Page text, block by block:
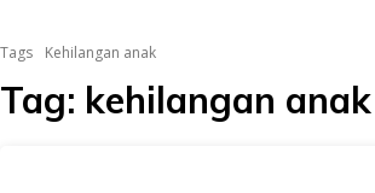
Tags Kehilangan anak
Tag: kehilangan anak